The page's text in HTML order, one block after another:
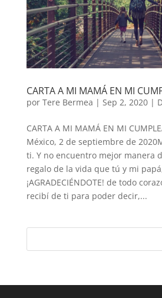
CARTA A MI MAMÁ EN MI
por Tere Bermea | Sep 2, 2020|
CARTA A MI MAMÁ EN MI
México, 2 de septiembre de
ti. Y no encuentro mejor manera
regalo de la vida que tú y mi
¡AGRADECIÉNDOTE! de todo
recibí de ti para poder decir,...